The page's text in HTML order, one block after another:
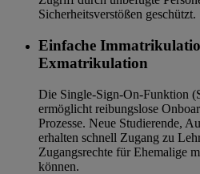
Sicherheitsverstößen geschützt.
Einfache
Exmatrikulation
Die Single-Sign-On-Funktion
ermöglicht reibungslose
Prozesse. Neue Studierende,
erhalten schnell Zugang zu
Zugangsrechte für Ehemalige
können.